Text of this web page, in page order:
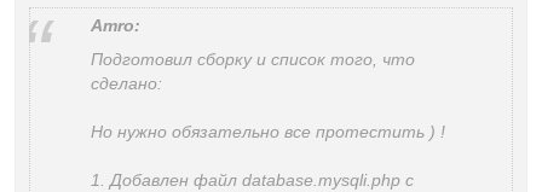
Amro:
Подготовил сборку и список того, что
сделано:
Но нужно обязательно все протестить ) !
1. Добавлен файл database.mysqli.php с